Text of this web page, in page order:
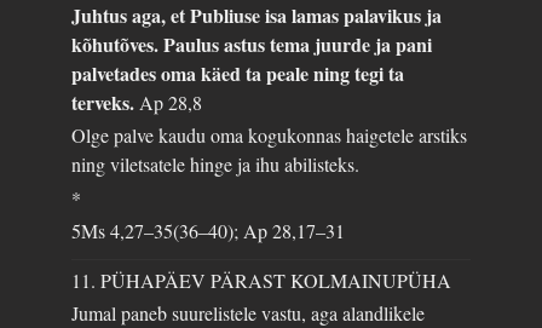
Juhtus aga, et Publiuse isa lamas palavikus ja
kõhutõves. Paulus astus tema juurde ja pani
palvetades oma käed ta peale ning tegi ta
terveks.Ap 28,8
Olge palve kaudu oma kogukonnas haigetele arstiks
ning viletsatele hinge ja ihu abilisteks.
*
5Ms 4,27–35(36–40); Ap 28,17–31
11. PÜHAPÄEV PÄRAST KOLMAINUPÜHA
Jumal paneb suurelistele vastu, aga alandlikele